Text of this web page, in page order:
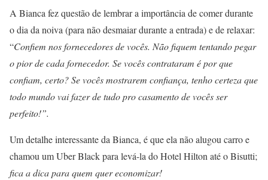
A Bianca fez questão de lembrar a importância de comer durante
o dia da noiva (para não desmaiar durante a entrada) e de relaxar:
“Confiem nos fornecedores de vocês. Não fiquem tentando pegar
o pior de cada fornecedor. Se vocês contrataram é por que
confiam, certo? Se vocês mostrarem confiança, tenho certeza que
todo mundo vai fazer de tudo pro casamento de vocês ser
perfeito!”.
Um detalhe interessante da Bianca, é que ela não alugou carro e
chamou um Uber Black para levá-la do Hotel Hilton até o Bisutti;
fica a dica para quem quer economizar!